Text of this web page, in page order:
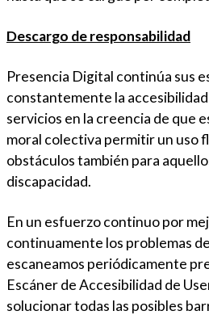
Descargo de responsabilidad
Presencia Digital continúa sus
constantemente la accesibilidad
servicios en la creencia de que
moral colectiva permitir un uso
obstáculos también para
discapacidad.
En un esfuerzo continuo por
continuamente los problemas
escaneamos periódicamente
Escáner de Accesibilidad de
solucionar todas las posibles